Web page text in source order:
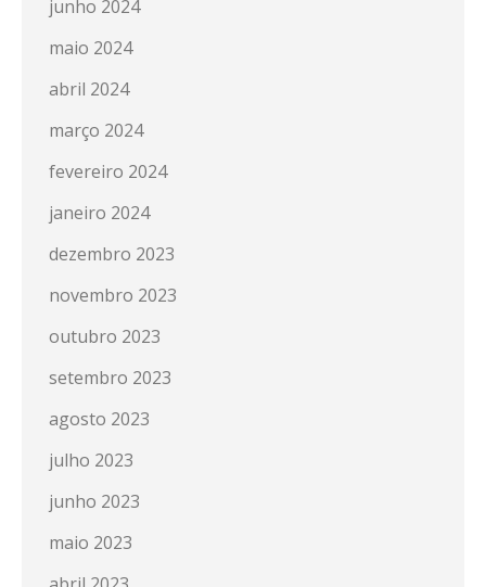
junho 2024
maio 2024
abril 2024
março 2024
fevereiro 2024
janeiro 2024
dezembro 2023
novembro 2023
outubro 2023
setembro 2023
agosto 2023
julho 2023
junho 2023
maio 2023